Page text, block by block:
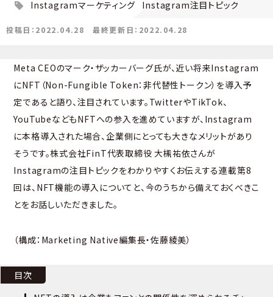
Instagramマーケティング Instagram注目トピック
投稿日：2022.04.28 最終更新日：2022.04.28
Meta CEOのマーク・ザッカーバーグ氏が、近い将来Instagram
にNFT（Non-Fungible Token：非代替性トークン）を導入予
定であると語り、注目されています。TwitterやTikTok、
YouTubeなどもNFTへの参入を進めていますが、Instagram
に本格導入された場合、企業側にとっても大きなメリットがあり
そうです。株式会社FinT代表取締役 大槻祐依さんが
Instagramの注目トピックをわかりやすくお伝えする連載第8
回は、NFT機能の導入についてと、今のうちから備えておくべきこ
とをお話しいただきました。
（構成：Marketing Native編集長・佐藤綾美）
目次